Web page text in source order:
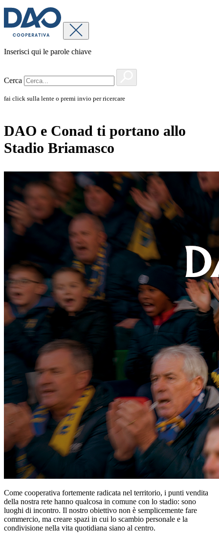
Inserisci qui le parole chiave
Cerca
fai click sulla lente o premi invio per ricercare
DAO e Conad ti portano allo
Stadio Briamasco
Come cooperativa fortemente radicata nel territorio, i punti vendita
della nostra rete hanno qualcosa in comune con lo stadio: sono
luoghi di incontro. Il nostro obiettivo non è semplicemente fare
commercio, ma creare spazi in cui lo scambio personale e la
condivisione nella vita quotidiana siano al centro.